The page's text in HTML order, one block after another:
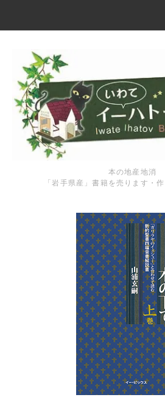
本の地産地消
「岩手県産」書籍を売ります・